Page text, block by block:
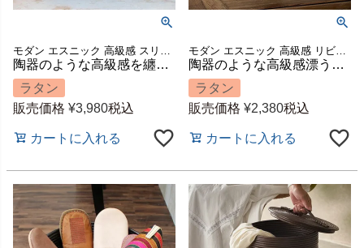
陶器のような高級感を纏うツムクリのオーバルバスケット 約W37×D32×H18cm TSUMUKURI [6255]
ラタン
販売価格 ¥3,980税込
カートに入れる
陶器のような高級感漂うラタンの壺型バスケット 約W20×D20×H30cm 水入れ不可 TSUMUKURI [6253]
ラタン
販売価格 ¥2,380税込
カートに入れる